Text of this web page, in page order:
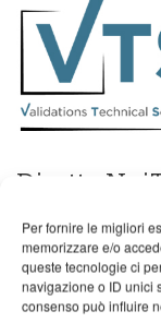
Per fornire le migliori
memorizzare e/o
queste tecnologie ci
navigazione o ID unici
consenso può influire
Diretta